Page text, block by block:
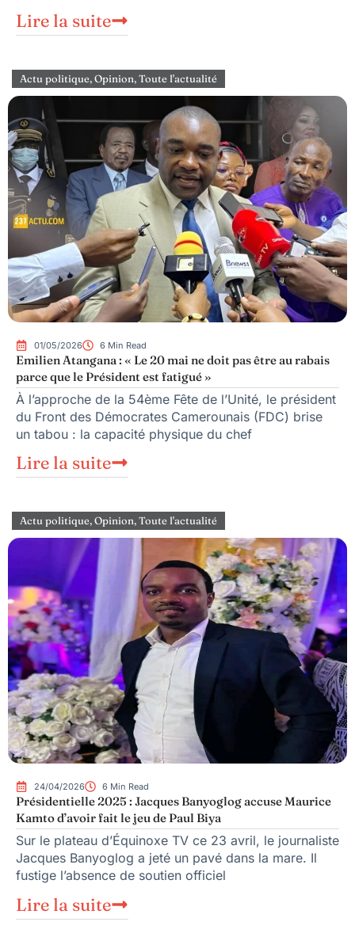
Lire la suite
Actu politique,Opinion,Toute l'actualité
01/05/2026 6 Min Read
Emilien Atangana : « Le 20 mai ne doit pas être au rabais
parce que le Président est fatigué »
À l’approche de la 54ème Fête de l’Unité, le président
du Front des Démocrates Camerounais (FDC) brise
un tabou : la capacité physique du chef
Lire la suite
Actu politique,Opinion,Toute l'actualité
24/04/2026 6 Min Read
Présidentielle 2025 : Jacques Banyoglog accuse Maurice
Kamto d’avoir fait le jeu de Paul Biya
Sur le plateau d’Équinoxe TV ce 23 avril, le journaliste
Jacques Banyoglog a jeté un pavé dans la mare. Il
fustige l’absence de soutien officiel
Lire la suite